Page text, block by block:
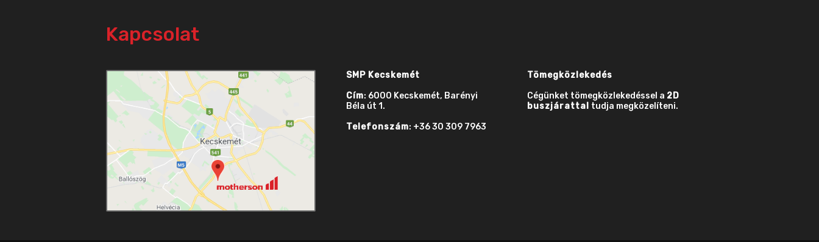
Kapcsolat
SMP Kecskemét
Cím: 6000 Kecskemét, Barényi
Béla út 1.
Telefonszám: +36 30 309 7963
Tömegközlekedés
Cégünket tömegközlekedéssel a 2D
buszjárattal tudja megközelíteni.